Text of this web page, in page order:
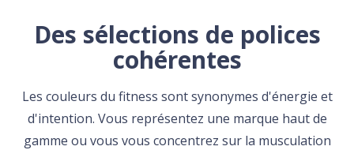
Des sélections de polices
cohérentes
Les couleurs du fitness sont synonymes d'énergie et
d'intention. Vous représentez une marque haut de
gamme ou vous vous concentrez sur la musculation